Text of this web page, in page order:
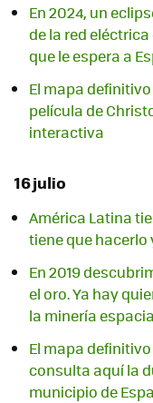
En 2024, un
de la red eléctrica
que le espera a
El mapa definitivo
película de
interactiva
16 julio
América Latina
tiene que hacerlo
En 2019
el oro. Ya hay
la minería
El mapa
consulta aquí la
municipio de